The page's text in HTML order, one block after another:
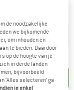
de noodzakelijke
we bijkomende
om inhouden en
te bieden. Daardoor
op de hoogte van je
in derde landen
bijvoorbeeld
‘Alles selecteren’ ga
je enkel